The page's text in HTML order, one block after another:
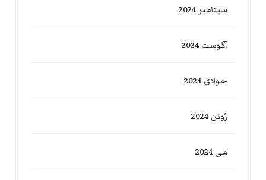
سپتامبر 2024
آگوست 2024
جولای 2024
ژوئن 2024
می 2024